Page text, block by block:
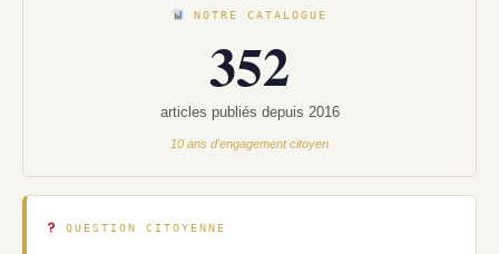
NOTRE CATALOGUE
352
articles publiés depuis 2016
10 ans d'engagement citoyen
QUESTION CITOYENNE